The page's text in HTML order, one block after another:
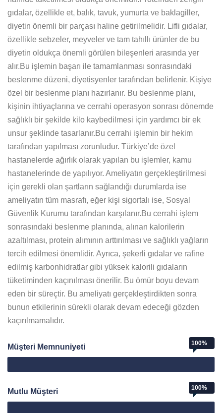
gıdalar, özellikle et, balık, tavuk, yumurta ve baklagiller,
diyetin önemli bir parçası haline getirilmelidir. Lifli gıdalar,
özellikle sebzeler, meyveler ve tam tahıllı ürünler de bu
diyetin oldukça önemli görülen bileşenleri arasında yer
alır.Bu işlemin başarı ile tamamlanması sonrasındaki
beslenme düzeni, diyetisyenler tarafından belirlenir. Kişiye
özel bir beslenme planı hazırlanır. Bu beslenme planı,
kişinin ihtiyaçlarına ve cerrahi operasyon sonrası dönemde
sağlıklı bir şekilde kilo kaybedilmesi için yardımcı bir ek
unsur şeklinde tasarlanır.Bu cerrahi işlemin bir hekim
tarafından yapılması zorunludur. Türkiye’de özel
hastanelerde ağırlık olarak yapılan bu işlemler, kamu
hastanelerinde de yapılıyor. Ameliyatın gerçekleştirilmesi
için gerekli olan şartların sağlandığı durumlarda ise
ameliyatın tüm masrafı, eğer kişi sigortalı ise, Sosyal
Güvenlik Kurumu tarafından karşılanır.Bu cerrahi işlem
sonrasındaki beslenme planında, alınan kalorilerin
azaltılması, protein alımının arttırılması ve sağlıklı yağların
tercih edilmesi önemlidir. Ayrıca, şekerli gıdalar ve rafine
edilmiş karbonhidratlar gibi yüksek kalorili gıdaların
tüketiminden kaçınılması önerilir. Bu ömür boyu devam
eden bir süreçtir. Bu ameliyatı gerçekleştirdikten sonra
bunun etkilerinin sürekli olarak devam edeceği gözden
kaçırılmamalıdır.
Müşteri Memnuniyeti 100%
Mutlu Müşteri 100%